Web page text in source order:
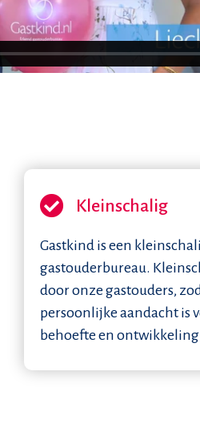
Kleinschalig
Gastkind is een
gastouderbureau.
door onze gastouders,
persoonlijke aandacht is
behoefte en